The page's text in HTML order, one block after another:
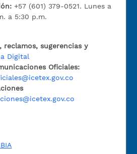
+57 (601) 379-0521. Lunes a
a 5:30 p.m.
reclamos, sugerencias y
Digital
Oficiales: